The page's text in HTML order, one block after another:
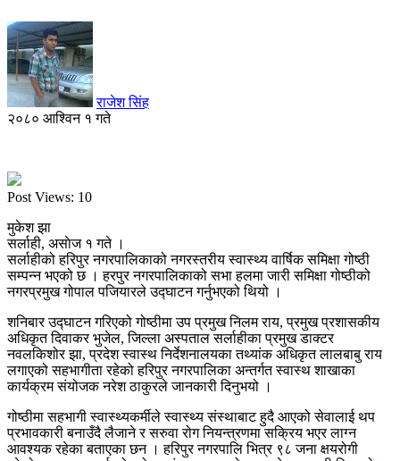
राजेश सिंह
२०८० आश्विन १ गते
Post Views: 10
मुकेश झा
सर्लाही, असाेज १ गते ।
सर्लाहीको हरिपुर नगरपालिकाको नगरस्तरीय स्वास्थ्य वार्षिक समिक्षा गोष्ठी
सम्पन्न भएको छ । हरपुर नगरपालिकाको सभा हलमा जारी समिक्षा गोष्ठीको
नगरप्रमुख गोपाल पजियारले उद्घाटन गर्नुभएको थियो ।
शनिबार उद्घाटन गरिएको गोष्ठीमा उप प्रमुख निलम राय, प्रमुख प्रशासकीय
अधिकृत दिवाकर भुजेल, जिल्ला अस्पताल सर्लाहीका प्रमुख डाक्टर
नवलकिशोर झा, प्रदेश स्वास्थ निर्देशनालयका तथ्यांक अधिकृत लालबाबु राय
लगाएको सहभागीता रहेको हरिपुर नगरपालिका अन्तर्गत स्वास्थ शाखाका
कार्यक्रम संयोजक नरेश ठाकुरले जानकारी दिनुभयो ।
गोष्ठीमा सहभागी स्वास्थ्यकर्मीले स्वास्थ्य संस्थाबाट हुदै आएको सेवालाई थप
प्रभावकारी बनाउँदै लैजाने र सरुवा रोग नियन्त्रणमा सक्रिय भएर लाग्न
आवश्यक रहेका बताएका छन । हरिपुर नगरपालि भित्र ९८ जना क्षयरोगी